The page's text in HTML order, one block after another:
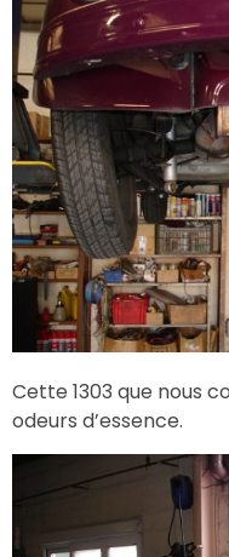
Cette 1303 que nous
odeurs d’essence.